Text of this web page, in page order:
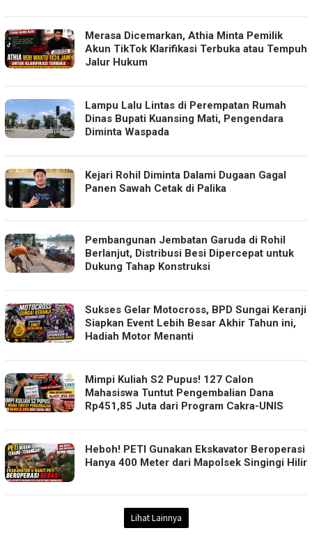
Merasa Dicemarkan, Athia Minta Pemilik
Akun TikTok Klarifikasi Terbuka atau Tempuh
Jalur Hukum
Lampu Lalu Lintas di Perempatan Rumah
Dinas Bupati Kuansing Mati, Pengendara
Diminta Waspada
Kejari Rohil Diminta Dalami Dugaan Gagal
Panen Sawah Cetak di Palika
Pembangunan Jembatan Garuda di Rohil
Berlanjut, Distribusi Besi Dipercepat untuk
Dukung Tahap Konstruksi
Sukses Gelar Motocross, BPD Sungai Keranji
Siapkan Event Lebih Besar Akhir Tahun ini,
Hadiah Motor Menanti
Mimpi Kuliah S2 Pupus! 127 Calon
Mahasiswa Tuntut Pengembalian Dana
Rp451,85 Juta dari Program Cakra-UNIS
Heboh! PETI Gunakan Ekskavator Beroperasi
Hanya 400 Meter dari Mapolsek Singingi Hilir
Lihat Lainnya